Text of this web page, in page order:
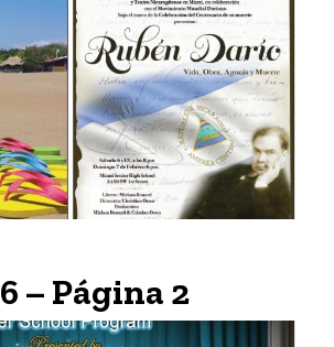
– Página 2